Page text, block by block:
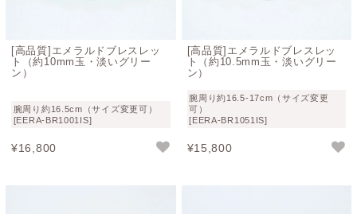
[高品質]エメラルドブレスレッ
ト（約10mm玉・淡いグリー
ン）
腕周り約16.5cm（サイズ変更可）
[EERA-BR1001IS]
¥16,800
[高品質]エメラルドブレスレッ
ト（約10.5mm玉・淡いグリー
ン）
腕周り約16.5-17cm（サイズ変更
可）
[EERA-BR1051IS]
¥15,800